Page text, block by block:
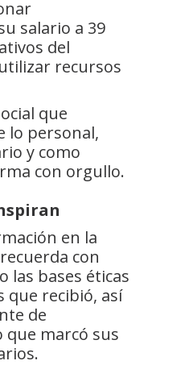
salario a 39
del
recursos
que
lo personal,
y como
con orgullo.
en la
con
las bases éticas
que recibió, así
de
marcó sus